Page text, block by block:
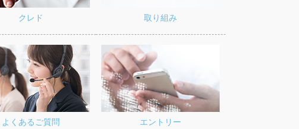
クレド 取り組み
よくあるご質問 エントリー